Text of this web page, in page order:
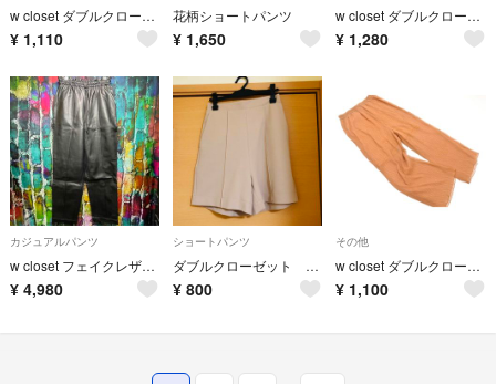
w closet ダブルクローゼット ダメージ加工 テーパード デニムパンツ 青 ■■ レディース
¥ 1,110
花柄ショートパンツ
¥ 1,650
w closet ダブルクローゼット カットオフ デニムパンツ sizeS/青 ■■ レディース
¥ 1,280
カジュアルパンツ
w closet フェイクレザーパンツ size F
¥ 4,980
ショートパンツ
ダブルクローゼット ピンタックショートパンツ
¥ 800
その他
w closet ダブルクローゼット シアー ワイド パンツ sizeF/茶 ■◇ レディース
¥ 1,100